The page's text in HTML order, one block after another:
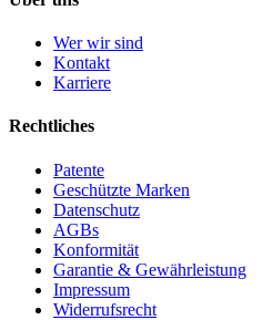
Wer wir sind
Kontakt
Karriere
Rechtliches
Patente
Geschützte Marken
Datenschutz
AGBs
Konformität
Garantie & Gewährleistung
Impressum
Widerrufsrecht